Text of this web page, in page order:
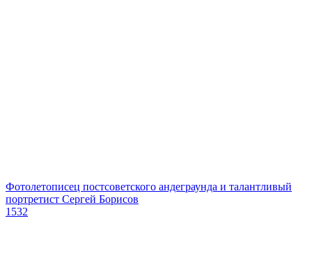
Фотолетописец постсоветского андеграунда и талантливый
портретист Сергей Борисов
1532